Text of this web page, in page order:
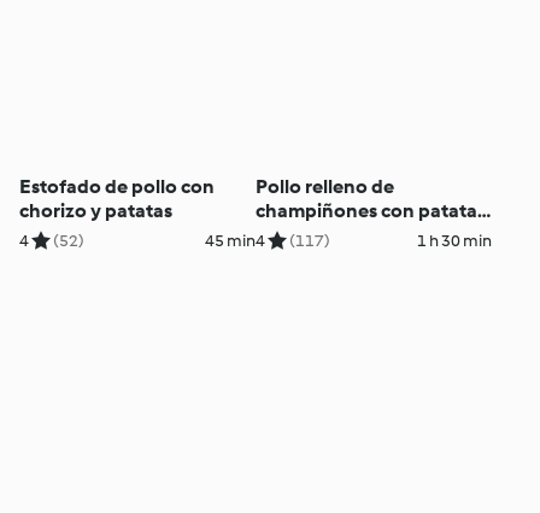
Estofado de pollo con
chorizo y patatas
4 (52) 45 min
Pollo relleno de
champiñones con patatas
glaseadas
4 (117) 1 h 30 min